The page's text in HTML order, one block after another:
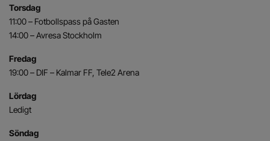
Torsdag
11:00 – Fotbollspass på Gasten
14:00 – Avresa Stockholm
Fredag
19:00 – DIF – Kalmar FF, Tele2 Arena
Lördag
Ledigt
Söndag